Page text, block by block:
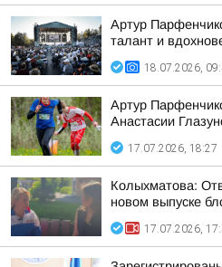
Артур
талант и
18.07.2026,
Артур
Анастасии
17.07.2026, 18:27
Колыхматова:
новом выпуске
17.07.2026,